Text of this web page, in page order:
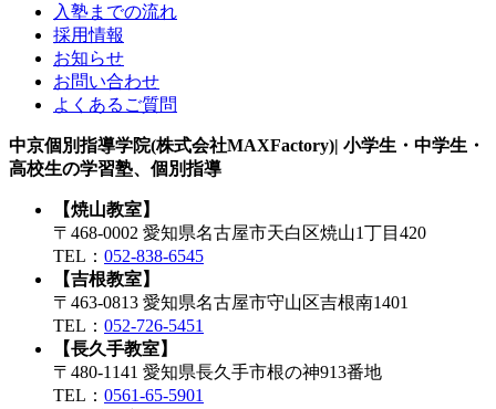
入塾までの流れ
採用情報
お知らせ
お問い合わせ
よくあるご質問
中京個別指導学院(株式会社MAXFactory)| 小学生・中学生・
高校生の学習塾、個別指導
【焼山教室】
〒468-0002 愛知県名古屋市天白区焼山1丁目420
TEL： 052-838-6545
【吉根教室】
〒463-0813 愛知県名古屋市守山区吉根南1401
TEL： 052-726-5451
【長久手教室】
〒480-1141 愛知県長久手市根の神913番地
TEL： 0561-65-5901